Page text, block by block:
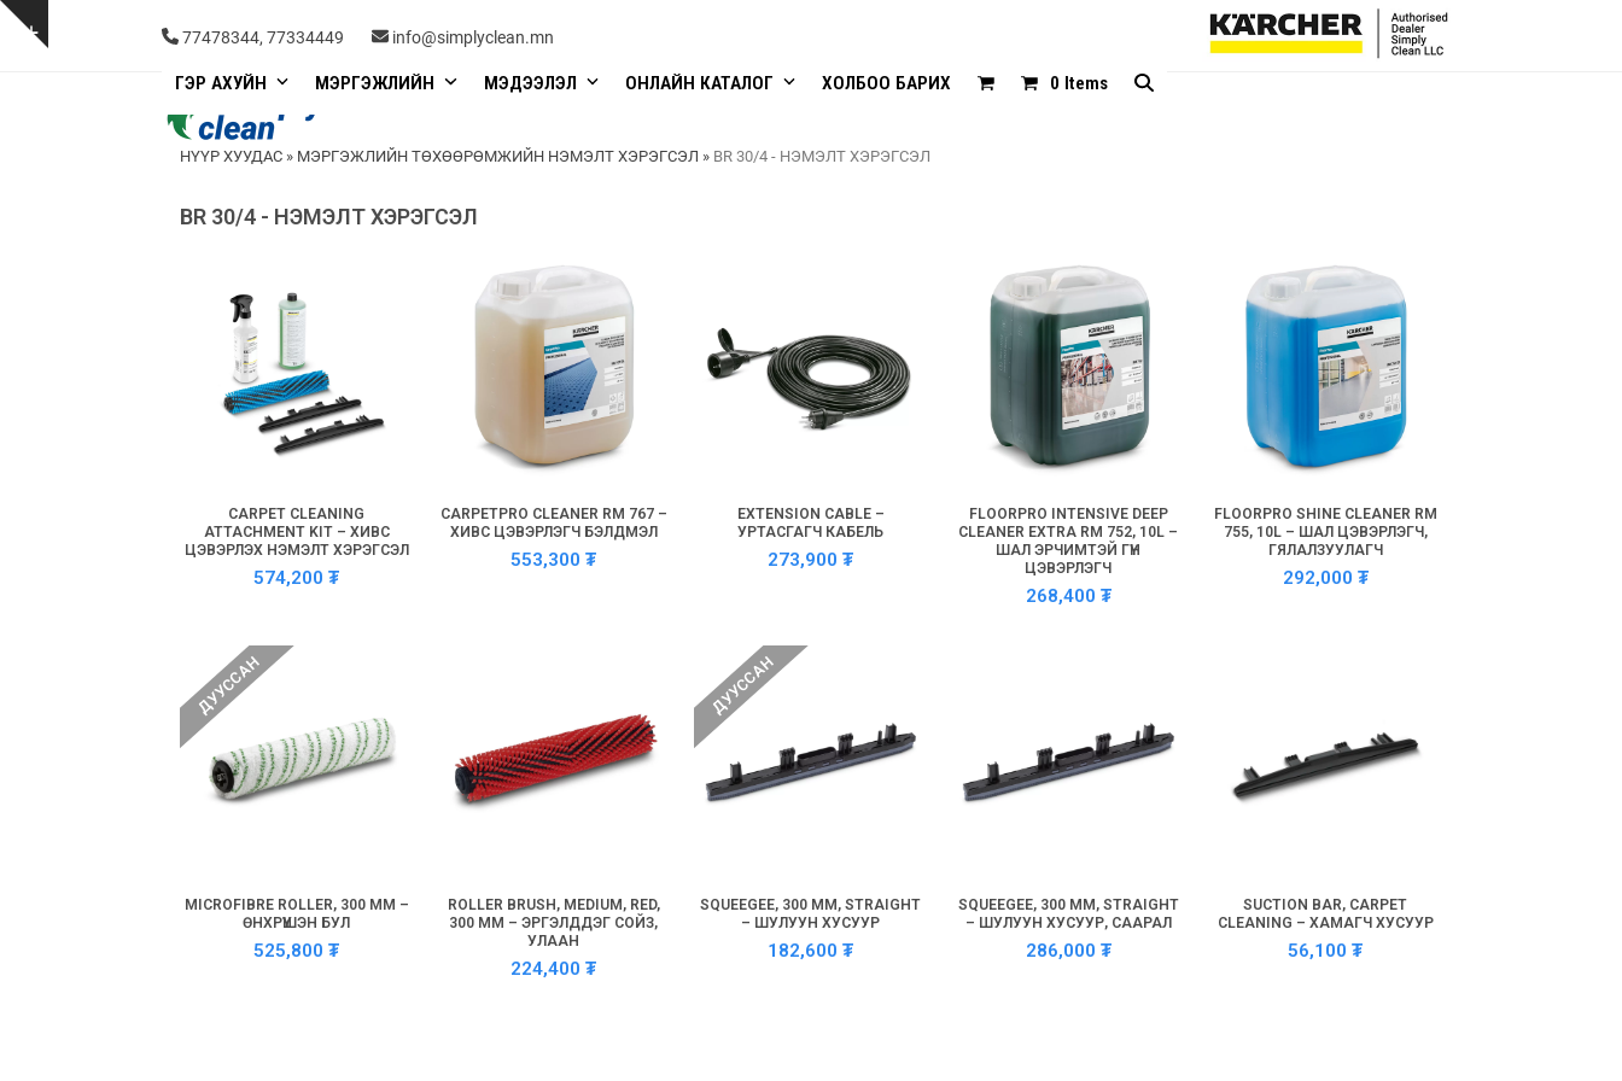
Skip
Show
77478344, 77334449 info@simplyclean.mn
ГЭР АХУЙН МЭРГЭЖЛИЙН МЭДЭЭЛЭЛ ОНЛАЙН КАТАЛОГ ХОЛБОО БАРИХ 0 Items
НҮҮР ХУУДАС » МЭРГЭЖЛИЙН ТӨХӨӨРӨМЖИЙН НЭМЭЛТ ХЭРЭГСЭЛ » BR 30/4 - НЭМЭЛТ ХЭРЭГСЭЛ
BR 30/4 - НЭМЭЛТ ХЭРЭГСЭЛ
CARPET CLEANING
ATTACHMENT KIT – ХИВС
ЦЭВЭРЛЭХ НЭМЭЛТ ХЭРЭГСЭЛ
574,200₮
CARPETPRO CLEANER RM 767 –
ХИВС ЦЭВЭРЛЭГЧ БЭЛДМЭЛ
553,300₮
EXTENSION CABLE –
УРТАСГАГЧ КАБЕЛЬ
273,900₮
FLOORPRO INTENSIVE DEEP
CLEANER EXTRA RM 752, 10L –
ШАЛ ЭРЧИМТЭЙ ГҮН
ЦЭВЭРЛЭГЧ
268,400 ₮
FLOORPRO SHINE CLEANER RM
755, 10L – ШАЛ ЦЭВЭРЛЭГЧ,
ГЯЛАЛЗУУЛАГЧ
292,000 ₮
ДУУССАН
MICROFIBRE ROLLER, 300 MM –
ӨНХРҮҮШЭН БУЛ
525,800₮
ROLLER BRUSH, MEDIUM, RED,
300 MM – ЭРГЭЛДДЭГ СОЙЗ,
УЛААН
224,400₮
ДУУССАН
SQUEEGEE, 300 MM, STRAIGHT
– ШУЛУУН ХУСУУР
182,600₮
SQUEEGEE, 300 MM, STRAIGHT
– ШУЛУУН ХУСУУР, СААРАЛ
286,000 ₮
SUCTION BAR, CARPET
CLEANING – ХАМАГЧ ХУСУУР
56,100₮